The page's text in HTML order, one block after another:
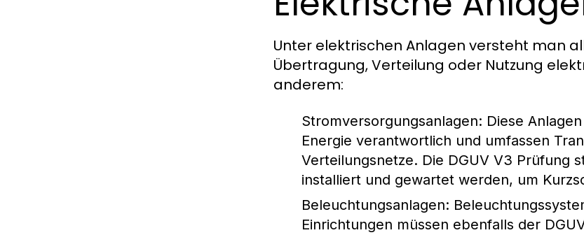
Unter elektrischen Anlagen versteht man
Übertragung, Verteilung oder Nutzung
anderem:
Stromversorgungsanlagen: Diese
Energie verantwortlich und umfassen
Verteilungsnetze. Die DGUV V3 Prüfung
installiert und gewartet werden, um
Beleuchtungsanlagen:
Einrichtungen müssen ebenfalls der